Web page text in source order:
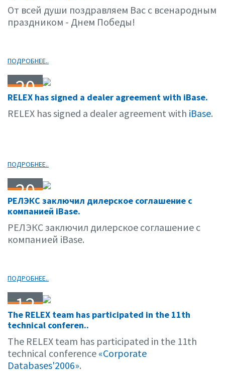
От всей души поздравляем Вас с всенародным
праздником - Днем Победы!
ПОДРОБНЕЕ..
20
04.06
RELEX has signed a dealer agreement with iBase.
RELEX has signed a dealer agreement with iBase.
ПОДРОБНЕЕ..
20
04.06
РЕЛЭКС заключил дилерское соглашение с
компанией iBase.
РЕЛЭКС заключил дилерское соглашение с
компанией iBase.
ПОДРОБНЕЕ..
12
04.06
The RELEX team has participated in the 11th
technical conferen..
The RELEX team has participated in the 11th
technical conference «Corporate
Databases'2006».